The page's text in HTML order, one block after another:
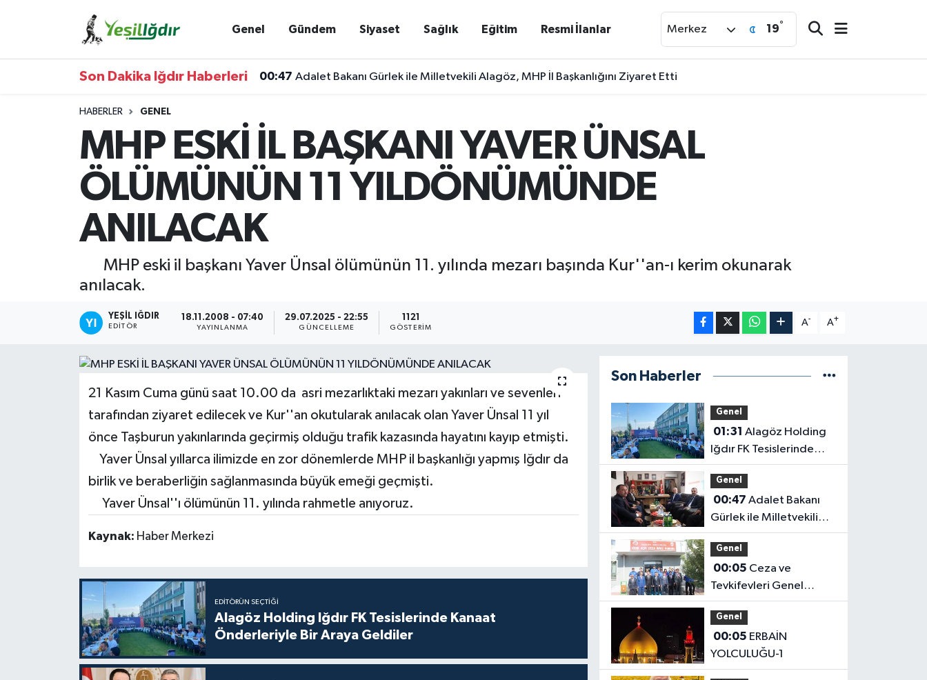
Genel Gündem Siyaset Sağlık Eğitim Resmi İlanlar Merkez 19°
Son Dakika Iğdır Haberleri 00:47 Adalet Bakanı Gürlek ile Milletvekili Alagöz, MHP İl Başkanlığını Ziyaret Etti
HABERLER GENEL
MHP ESKİ İL BAŞKANI YAVER ÜNSAL
ÖLÜMÜNÜN 11 YILDÖNÜMÜNDE
ANILACAK
MHP eski il başkanı Yaver Ünsal ölümünün 11. yılında mezarı başında Kur''an-ı kerim okunarak
anılacak.
YEŞIL IĞDIR
EDITÖR
18.11.2008 - 07:40
YAYINLANMA
29.07.2025 - 22:55
GÜNCELLEME
1121
GÖSTERIM
A- A+
21 Kasım Cuma günü saat 10.00 da asri mezarlıktaki mezarı yakınları ve sevenleri
tarafından ziyaret edilecek ve Kur''an okutularak anılacak olan Yaver Ünsal 11 yıl
önce Taşburun yakınlarında geçirmiş olduğu trafik kazasında hayatını kayıp etmişti.
Yaver Ünsal yıllarca ilimizde en zor dönemlerde MHP il başkanlığı yapmış Iğdır da
birlik ve beraberliğin sağlanmasında büyük emeği geçmişti.
Yaver Ünsal''ı ölümünün 11. yılında rahmetle anıyoruz.
Kaynak: Haber Merkezi
EDITÖRÜN SEÇTIĞI
Alagöz Holding Iğdır FK Tesislerinde Kanaat
Önderleriyle Bir Araya Geldiler
Son Haberler
Genel
01:31
Iğdır FK Tesislerinde
Kanaat Önderleriyle Bir
Araya Geldiler
Genel
00:47
Gürlek ile Milletvekili
Alagöz, MHP İl
Başkanlığını Ziyaret Etti
Genel
00:05
Tevkifevleri Genel
Müdürü Çelebi
Yılmaz’dan Iğdır’daki
Kurumlara Ziyaret ve
Üretim İncelemesi
Genel
00:05
YOLCULUĞU-1
Iğdır Trafik Yoğunluk Haritası
Süper Lig Puan Durumu ve Fikstür
Tüm Manşetler
Son Dakika Haberleri